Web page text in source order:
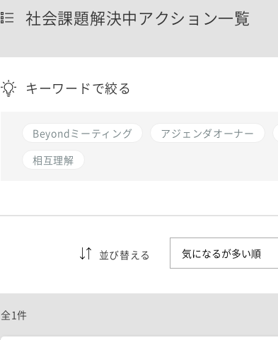
社会課題解決中アクション一覧
キーワードで絞る
Beyondミーティング アジェンダオーナー
相互理解
並び替える
全1件